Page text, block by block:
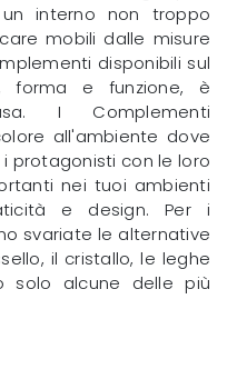
un interno non troppo
mobili dalle misure
disponibili sul
forma e funzione, è
I Complementi
all'ambiente dove
protagonisti con le loro
nei tuoi ambienti
e design. Per i
svariate le alternative
il cristallo, le leghe
solo alcune delle più